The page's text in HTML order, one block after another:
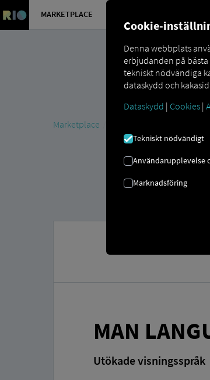
MARKETPLACE
Marketplace
MAN
Utökade visningsspråk
Cookie-
Denna webbplats
erbjudanden på
tekniskt nödvändiga
dataskydd och
Dataskydd | Cookies |
Tekniskt nödvändigt
Användarupplevelse
Marknadsföring